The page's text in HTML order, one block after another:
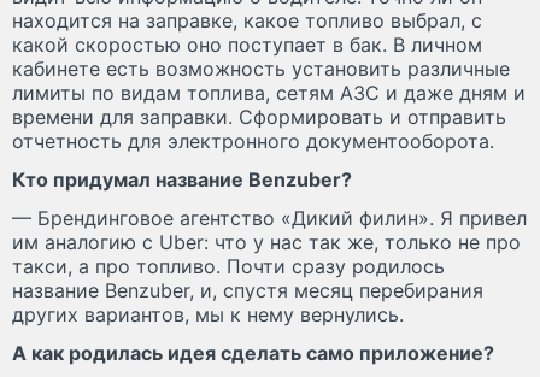
находится на заправке, какое топливо выбрал, с
какой скоростью оно поступает в бак. В личном
кабинете есть возможность установить различные
лимиты по видам топлива, сетям АЗС и даже дням и
времени для заправки. Сформировать и отправить
отчетность для электронного документооборота.
Кто придумал название Benzuber?
— Брендинговое агентство «Дикий филин». Я привел
им аналогию с Uber: что у нас так же, только не про
такси, а про топливо. Почти сразу родилось
название Benzuber, и, спустя месяц перебирания
других вариантов, мы к нему вернулись.
А как родилась идея сделать само приложение?